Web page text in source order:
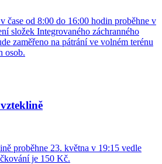
čase od 8:00 do 16:00 hodin proběhne v
složek Integrovaného záchranného
zaměřeno na pátrání ve volném terénu
osob.
proběhne 23. května v 19:15 vedle
je 150 Kč.